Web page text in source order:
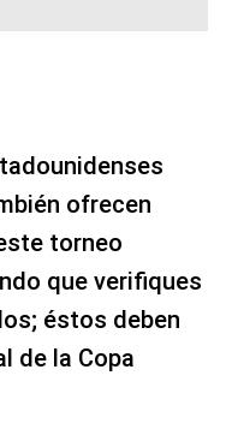
ofrecen
torneo
que verifiques
éstos deben
de la Copa